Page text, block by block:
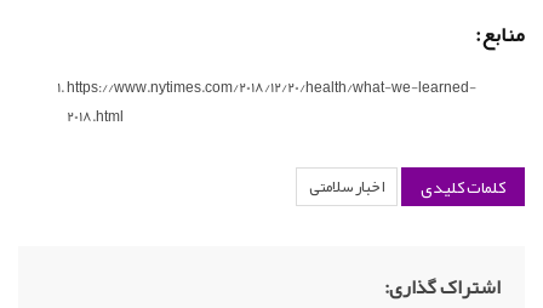
منابع:
https://www.nytimes.com/2018/12/20/health/what-we-learned-
2018.html
کلمات کلیدی اخبار سلامتی
اشتراک گذاری: